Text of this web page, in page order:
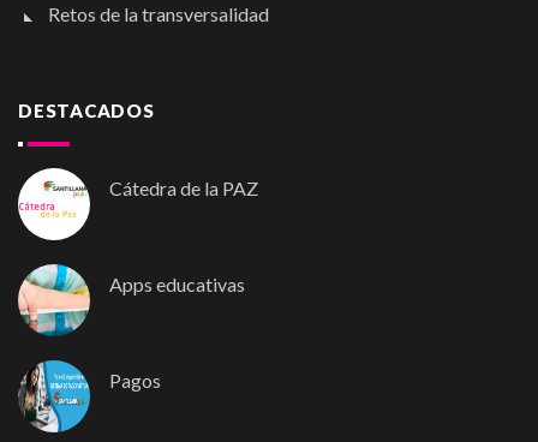
Retos de la transversalidad
DESTACADOS
Cátedra de la PAZ
Apps educativas
Pagos